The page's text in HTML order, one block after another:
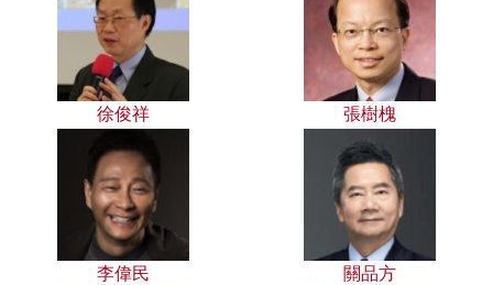
徐俊祥 張樹槐
李偉民 關品方